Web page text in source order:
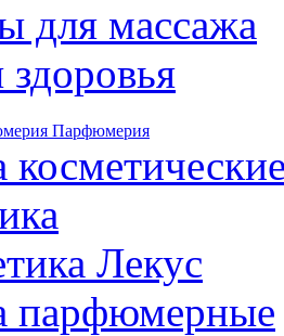
для массажа
Парфюмерия
Лекус
парфюмерные